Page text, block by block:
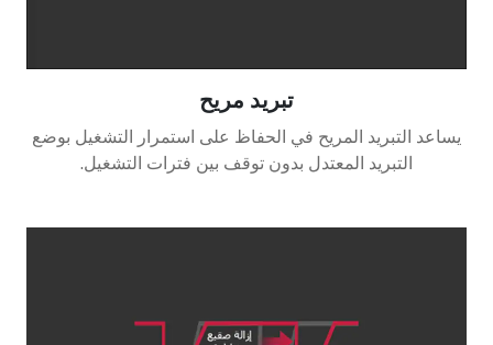
تبريد مريح
يساعد التبريد المريح في الحفاظ على استمرار التشغيل بوضع
التبريد المعتدل بدون توقف بين فترات التشغيل.